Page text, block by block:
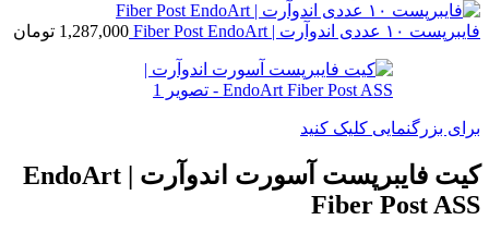
فایبرپست ۱۰ عددی اندوآرت | Fiber Post EndoArt 1,287,000 تومان
برای بزرگنمایی کلیک کنید
کیت فایبرپست آسورت اندوآرت | EndoArt
Fiber Post ASS